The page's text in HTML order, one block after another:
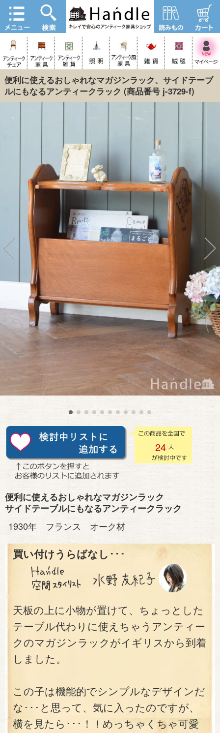
便利に使えるおしゃれなマガジンラック、サイドテーブ
ルにもなるアンティークラック (商品番号 j-3729-f)
24
便利に使えるおしゃれなマガジンラック
サイドテーブルにもなるアンティークラック
1930年 フランス オーク材
買い付けうらばなし･･･
天板の上に小物が置けて、ちょっとした
テーブル代わりに使えちゃうアンティー
クのマガジンラックがイギリスから到着
しました。
この子は機能的でシンプルなデザインだ
な･･･と思って、気に入ったのですが、
横を見たら･･･！！めっちゃくちゃ可愛